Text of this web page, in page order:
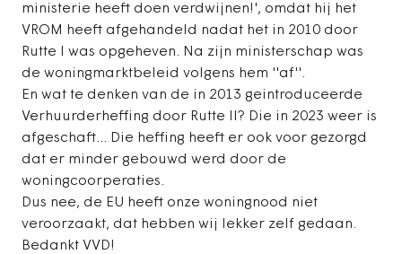
ministerie heeft doen verdwijnen!', omdat hij het
VROM heeft afgehandeld nadat het in 2010 door
Rutte I was opgeheven. Na zijn ministerschap was
de woningmarktbeleid volgens hem ''af''.
En wat te denken van de in 2013 geintroduceerde
Verhuurderheffing door Rutte II? Die in 2023 weer is
afgeschaft... Die heffing heeft er ook voor gezorgd
dat er minder gebouwd werd door de
woningcoorperaties.
Dus nee, de EU heeft onze woningnood niet
veroorzaakt, dat hebben wij lekker zelf gedaan.
Bedankt VVD!